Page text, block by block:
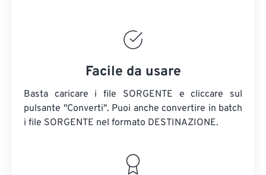
Facile da usare
Basta caricare i file SORGENTE e cliccare sul
pulsante "Converti". Puoi anche convertire in batch
i file SORGENTE nel formato DESTINAZIONE.